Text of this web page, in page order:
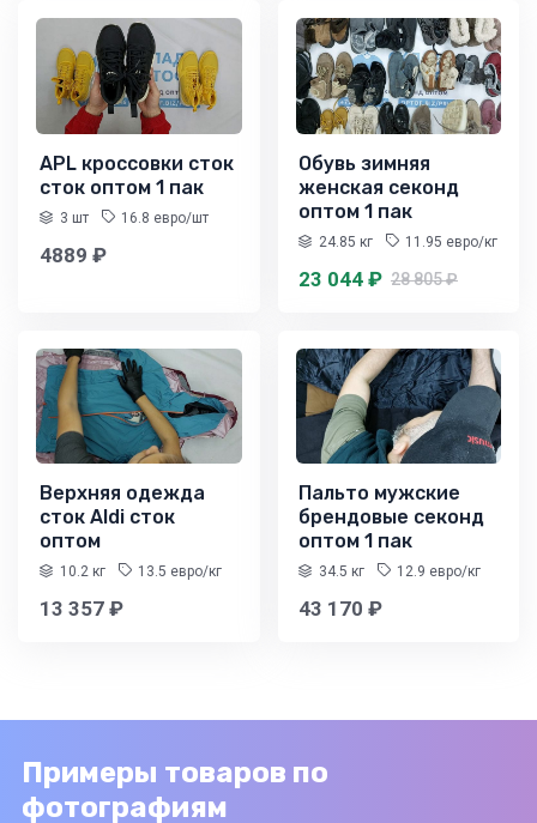
APL кроссовки сток
сток оптом 1 пак
3 шт 16.8 евро/шт
4889 ₽
Обувь зимняя
женская секонд
оптом 1 пак
24.85 кг 11.95 евро/кг
23 044 ₽ 28 805 ₽
Верхняя одежда
сток Aldi сток
оптом
10.2 кг 13.5 евро/кг
13 357 ₽
Пальто мужские
брендовые секонд
оптом 1 пак
34.5 кг 12.9 евро/кг
43 170 ₽
Примеры товаров по
фотографиям